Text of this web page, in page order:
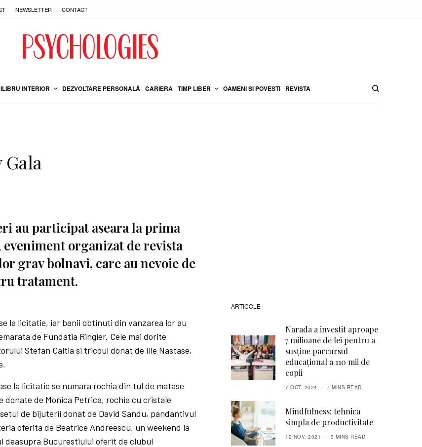
NEWSLETTER CONTACT
INTERIOR DEZVOLTARE PERSONALĂ CARIERA TIMP LIBER OAMENI SI POVESTI REVISTA
au participat aseara la prima
organizat de revista
grav bolnavi, care au nevoie de
tratament.
la licitatie, iar banii obtinuti din vanzarea lor au
de Fundatia Ringier. Cele mai dorite
Stefan Caltia si tricoul donat de Ilie Nastase,
la licitatie se numara rochia din tul de matase
donate de Monica Petrica, rochia cu cristale
de bijuterii donat de David Sandu, pandantivul
oferita de Beatrice Andreescu, un weekend la
deasupra Bucurestiului oferit de clubul
ARTICOLE
Narada a investit aproape
7 milioane de lei pentru a
susține parcursul
educațional a 110 mii de
copii
7 OCT. 2024 7 MINS READ
Mindfulness: tehnica
simpla de productivitate
12 NOV. 2021 3 MINS READ